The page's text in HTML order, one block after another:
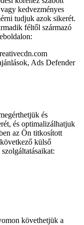
kedvezményes
tudjuk azok sikerét.
féltől származó
Ads Defender
és
és optimalizálhatjuk
az Ön titkosított
külső
követhetjük a